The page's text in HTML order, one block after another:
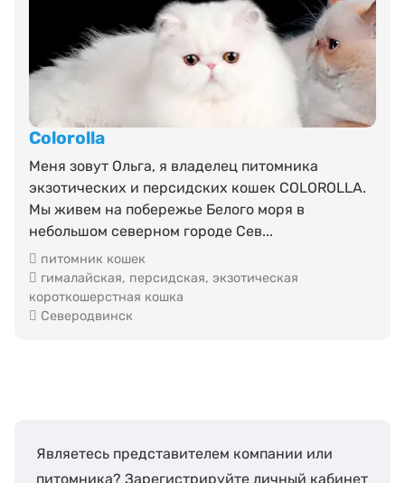
Colorolla
Меня зовут Ольга, я владелец питомника
экзотических и персидских кошек COLOROLLA.
Мы живем на побережье Белого моря в
небольшом северном городе Сев...
питомник кошек
гималайская, персидская, экзотическая
короткошерстная кошка
Северодвинск
Являетесь представителем компании или
питомника? Зарегистрируйте личный кабинет